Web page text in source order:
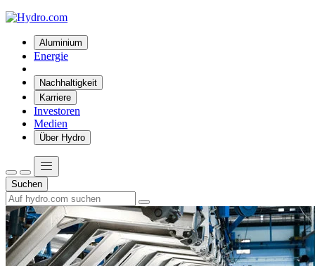
Aluminium
Energie
Nachhaltigkeit
Karriere
Investoren
Medien
Über Hydro
Suchen